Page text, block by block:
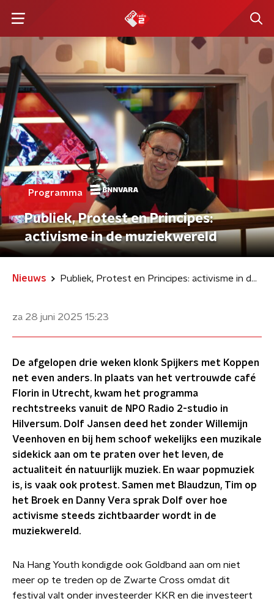
Programma
Publiek, Protest en Principes:
activisme in de muziekwereld
Nieuws Publiek, Protest en Principes: activisme in de muziekwereld
za 28 juni 2025 15:23
De afgelopen drie weken klonk Spijkers met Koppen
net even anders. In plaats van het vertrouwde café
Florin in Utrecht, kwam het programma
rechtstreeks vanuit de NPO Radio 2-studio in
Hilversum. Dolf Jansen deed het zonder Willemijn
Veenhoven en bij hem schoof wekelijks een muzikale
sidekick aan om te praten over het leven, de
actualiteit én natuurlijk muziek. En waar popmuziek
is, is vaak ook protest. Samen met Blaudzun, Tim op
het Broek en Danny Vera sprak Dolf over hoe
activisme steeds zichtbaarder wordt in de
muziekwereld.
Na Hang Youth kondigde ook Goldband aan om niet
meer op te treden op de Zwarte Cross omdat dit
festival valt onder investeerder KKR en die investeert